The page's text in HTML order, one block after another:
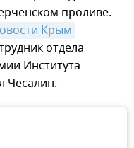
проливе.
Крым
отдела
Института
Чесалин.